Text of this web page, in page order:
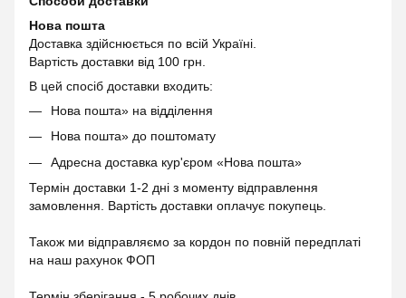
Нова пошта
Доставка здійснюється по всій Україні.
Вартість доставки від 100 грн.
В цей спосіб доставки входить:
Нова пошта» на відділення
Нова пошта» до поштомату
Адресна доставка кур'єром «Нова пошта»
Термін доставки 1-2 дні з моменту відправлення
замовлення. Вартість доставки оплачує покупець.
Також ми відправляємо за кордон по повній передплаті
на наш рахунок ФОП